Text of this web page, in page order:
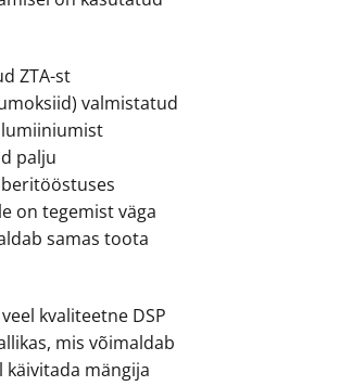
ZTA-st
valmistatud
palju
on tegemist väga
samas toota
kvaliteetne DSP
mis võimaldab
mängija